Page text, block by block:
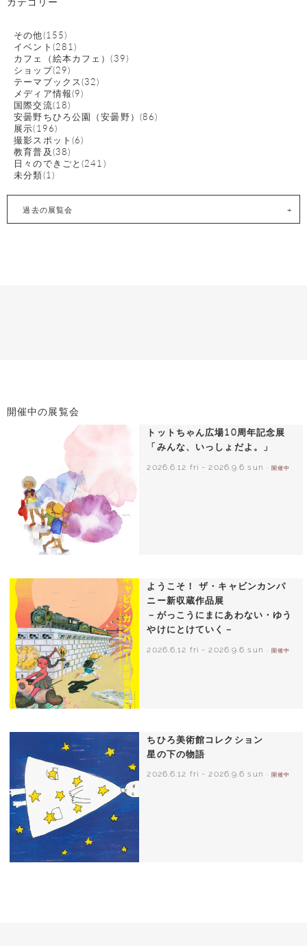
その他(155)
イベント(281)
カフェ（絵本カフェ）(39)
ショップ(29)
テーマブックス(32)
メディア情報(9)
国際交流(18)
安曇野ちひろ公園（安曇野）(86)
展示(196)
撮影スポット(6)
教育普及(38)
日々のできごと(241)
未分類(1)
過去の展覧会
開催中の展覧会
トットちゃん広場10周年記念展
「みんな、いっしょだよ。」
2026.6.12 fri -2026.9.6 sun - 開催中
ようこそ！ ザ・キャビンカンパ
ニー新収蔵作品展
－がっこうにまにあわない・ゆう
やけにとけていく－
2026.6.12 fri - 2026.9.6 sun - 開催中
ちひろ美術館コレクション
星の下の物語
2026.6.12 fri -2026.9.6 sun - 開催中